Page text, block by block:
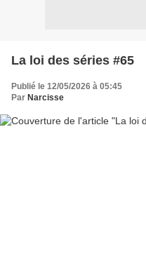
La loi des séries #65
Publié le 12/05/2026 à 05:45
Par Narcisse